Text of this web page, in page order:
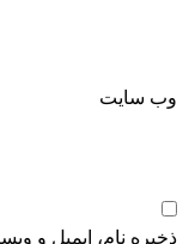
وب‌ سایت
ذخیره نام، ایمیل و